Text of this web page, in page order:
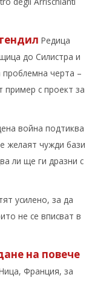
Редица
до Силистра и
черта –
пример с проект за
война подтиква
желаят чужди бази
ли ще ги дразни с
усилено, за да
не се вписват в
на повече
Франция, за